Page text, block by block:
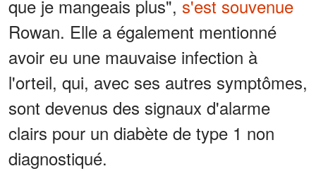
que je mangeais plus", s'est souvenue
Rowan. Elle a également mentionné
avoir eu une mauvaise infection à
l'orteil, qui, avec ses autres symptômes,
sont devenus des signaux d'alarme
clairs pour un diabète de type 1 non
diagnostiqué.